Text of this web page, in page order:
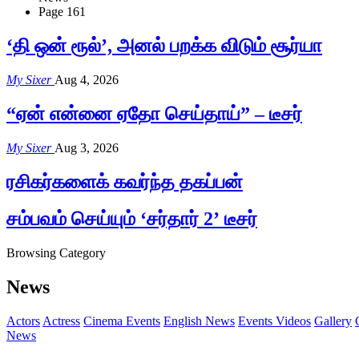
Page 161
‘தி ஒன் ரூல்’, அனல் பறக்க விடும் சூர்யா
My Sixer Aug 4, 2026
“ஏன் என்னை ஏதோ செய்தாய்” – டீசர்
My Sixer Aug 3, 2026
ரசிகர்களைக் கவர்ந்த தகப்பன்
சம்பவம் செய்யும் ‘சர்தார் 2’ டீசர்
Browsing Category
News
Actors Actress Cinema Events English News Events Videos Gallery
News